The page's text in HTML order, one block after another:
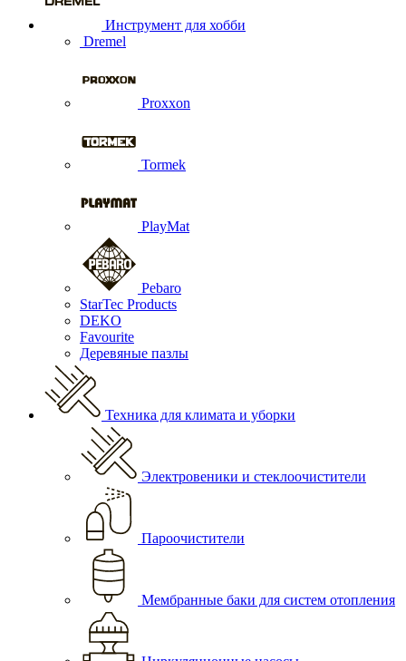
Инструмент для хобби
Dremel
Proxxon
Tormek
PlayMat
Pebaro
StarTec Products
DEKO
Favourite
Деревяные пазлы
Техника для климата и уборки
Электровеники и стеклоочистители
Пароочистители
Мембранные баки для систем отопления